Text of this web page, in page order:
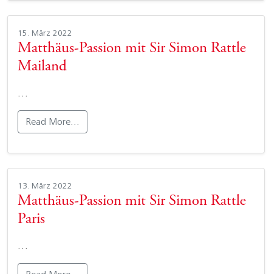
15. März 2022
Matthäus-Passion mit Sir Simon Rattle
Mailand
…
Read More…
13. März 2022
Matthäus-Passion mit Sir Simon Rattle
Paris
…